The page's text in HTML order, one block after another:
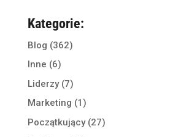
Kategorie:
Blog (362)
Inne (6)
Liderzy(7)
Marketing (1)
Początkujący(27)